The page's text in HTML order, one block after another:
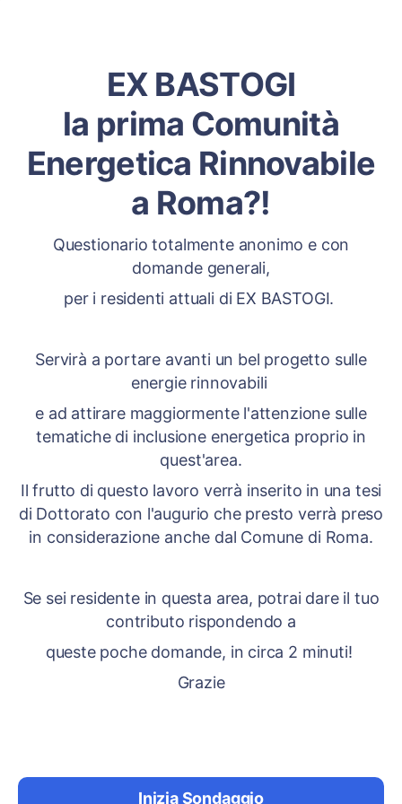
EX BASTOGI
la prima Comunità
Energetica Rinnovabile
a Roma?!
Questionario totalmente anonimo e con
domande generali,
per i residenti attuali di EX BASTOGI.
Servirà a portare avanti un bel progetto sulle
energie rinnovabili
e ad attirare maggiormente l'attenzione sulle
tematiche di inclusione energetica proprio in
quest'area.
Il frutto di questo lavoro verrà inserito in una tesi
di Dottorato con l'augurio che presto verrà preso
in considerazione anche dal Comune di Roma.
Se sei residente in questa area, potrai dare il tuo
contributo rispondendo a
queste poche domande, in circa 2 minuti!
Grazie
Inizia Sondaggio